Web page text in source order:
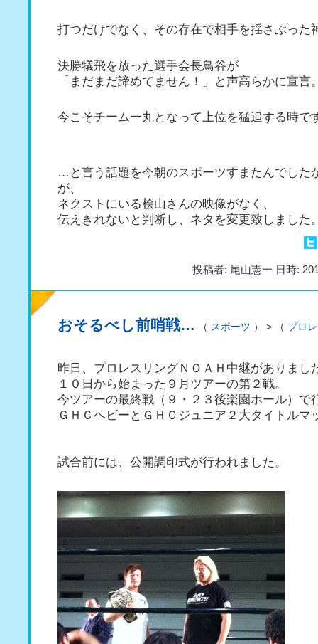
打つだけでなく、その存在で相手を揺さぶった
決勝犠飛を放った選手会長鳥谷が
「まだまだ諦めてません！」と声高らかに宣言
今こそチーム一丸となって上位を猛追する時で
…と言う話題を今朝のスポーツすまたんでした
が、
ネクストにいる桧山さんの映像がなく、
伝えきれないと判断し、ネタを変更致しました
投稿者: 尾山憲一 日時:
おそるべし前哨戦… （ スポーツ ） > （ プロ
昨日、プロレスリングＮＯＡＨ中継がありまし
１０日から始まった９月ツアーの第２戦。
今ツアーの最終戦（９・２３後楽園ホール）で
ＧＨＣヘビーとＧＨＣジュニア２大タイトル
試合前には、公開調印式が行われました。